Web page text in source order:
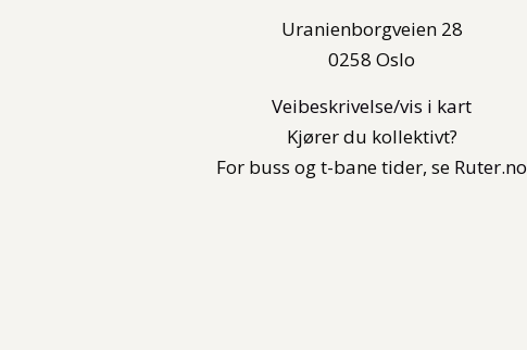
Uranienborgveien 28
0258 Oslo
Veibeskrivelse/vis i kart
Kjører du kollektivt?
For buss og t-bane tider, se Ruter.no